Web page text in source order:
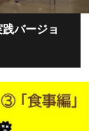
バージョ